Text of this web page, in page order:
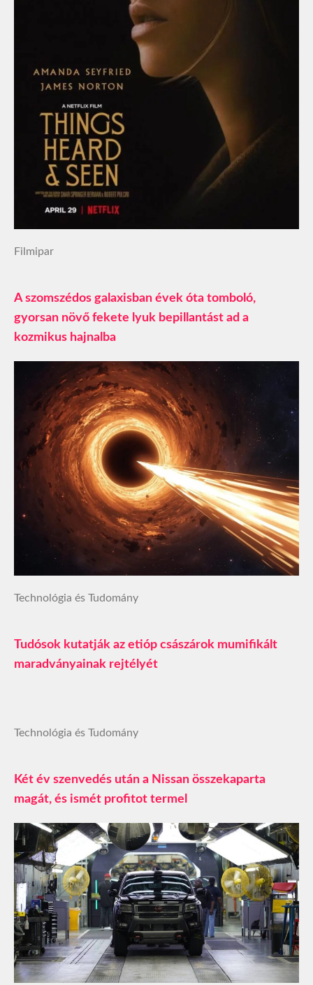
Filmipar
A szomszédos galaxisban évek óta tomboló,
gyorsan növő fekete lyuk bepillantást ad a
kozmikus hajnalba
Technológia és Tudomány
Tudósok kutatják az etióp császárok mumifikált
maradványainak rejtélyét
Technológia és Tudomány
Két év szenvedés után a Nissan összekaparta
magát, és ismét profitot termel